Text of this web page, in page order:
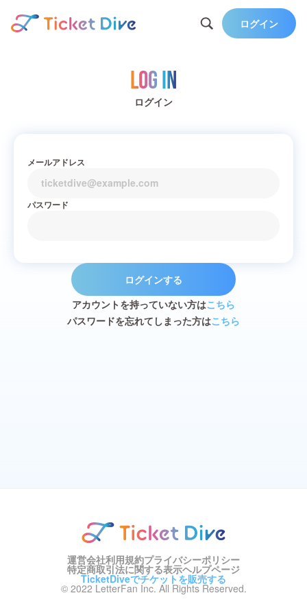
ログイン
Log in
ログイン
メールアドレス
パスワード
ログインする
アカウントを持っていない方はこちら
パスワードを忘れてしまった方はこちら
運営会社利用規約プライバシーポリシー
特定商取引法に関する表示ヘルプページ
TicketDiveでチケットを販売する
© 2022 LetterFan Inc. All Rights Reserved.